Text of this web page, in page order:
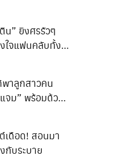
น” ยิงศรรัวๆ
ใจแฟนคลับทั้ง
าลูกสาวคน
จม” พร้อมด้วย
รีวิชัย
เดือด! สอนมา
กับระบาย